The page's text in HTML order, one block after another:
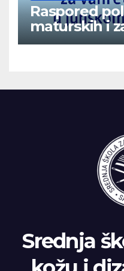
Raspored
maturskih i
vanredne
Srednja